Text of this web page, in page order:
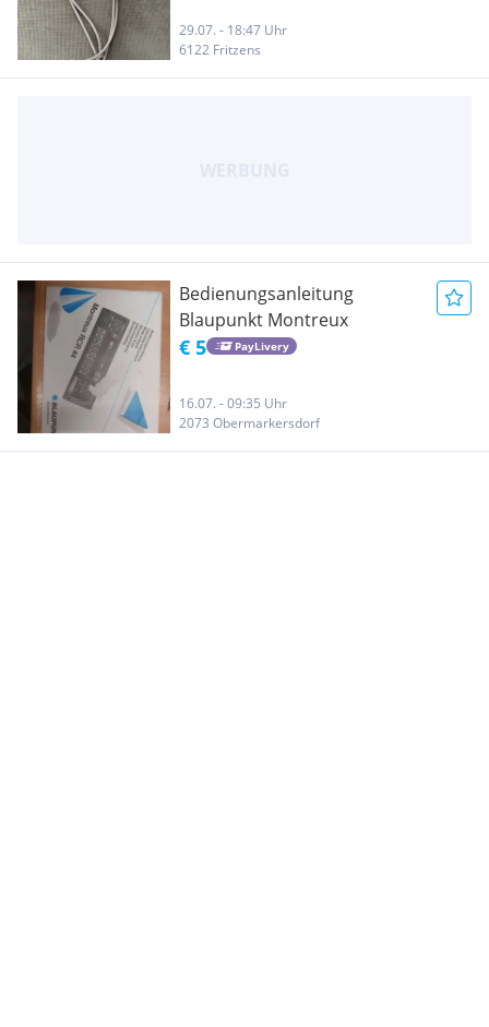
29.07. - 18:47 Uhr
6122 Fritzens
Bedienungsanleitung
Blaupunkt Montreux
€ 5 PayLivery
16.07. - 09:35 Uhr
2073 Obermarkersdorf